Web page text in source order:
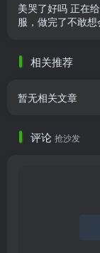
美哭了好吗 正在
服，做完了不敢
相关推荐
暂无相关文章
评论 抢沙发